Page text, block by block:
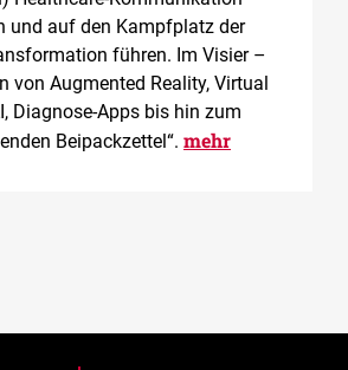
und auf den Kampfplatz der
führen. Im Visier –
von Augmented Reality, Virtual
Diagnose-Apps bis hin zum
Beipackzettel“. mehr